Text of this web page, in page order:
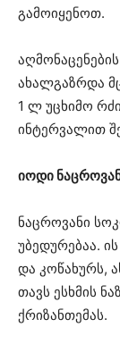
გამოიყენოთ.
ახალგაზრდა
1 ლ უცხიმო
ინტერვალით
იოდი
ნაცროვანი
უბედურებაა.
და კოწახურს,
თავს ესხმის
ქრიზანთემას.